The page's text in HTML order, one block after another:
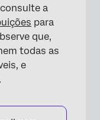
a
para
que,
todas as
e